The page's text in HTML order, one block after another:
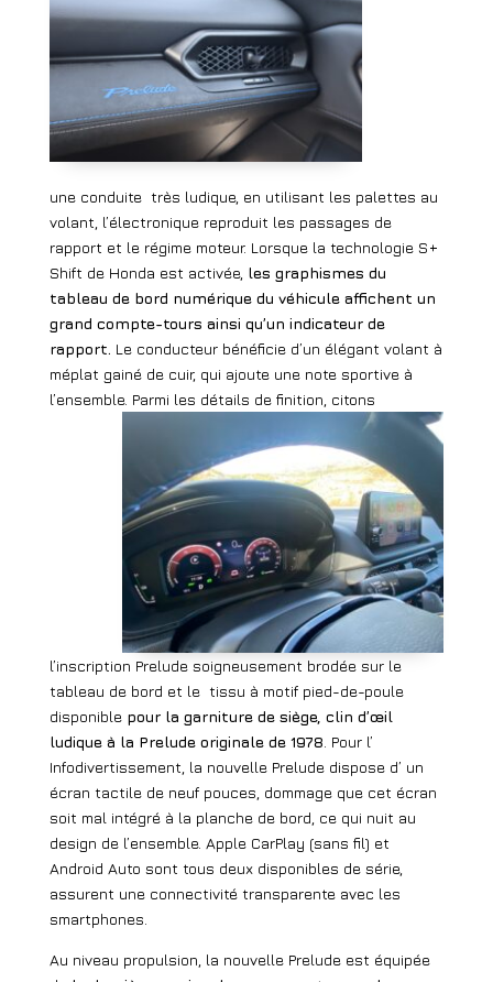
une conduite très ludique, en utilisant les palettes au
volant, l’électronique reproduit les passages de
rapport et le régime moteur. Lorsque la technologie S+
Shift de Honda est activée, les graphismes du
tableau de bord numérique du véhicule affichent un
grand compte-tours ainsi qu’un indicateur de
rapport. Le conducteur bénéficie d’un élégant volant à
méplat gainé de cuir, qui ajoute une note sportive à
l’ensemble. Parmi les détails de finition, citons
l’inscription Prelude soigneusement brodée sur le
tableau de bord et le tissu à motif pied-de-poule
disponible pour la garniture de siège, clin d’œil
ludique à la Prelude originale de 1978 . Pour l’
Infodivertissement, la nouvelle Prelude dispose d’ un
écran tactile de neuf pouces, dommage que cet écran
soit mal intégré à la planche de bord, ce qui nuit au
design de l’ensemble. Apple CarPlay (sans fil) et
Android Auto sont tous deux disponibles de série,
assurent une connectivité transparente avec les
smartphones.
Au niveau propulsion, la nouvelle Prelude est équipée